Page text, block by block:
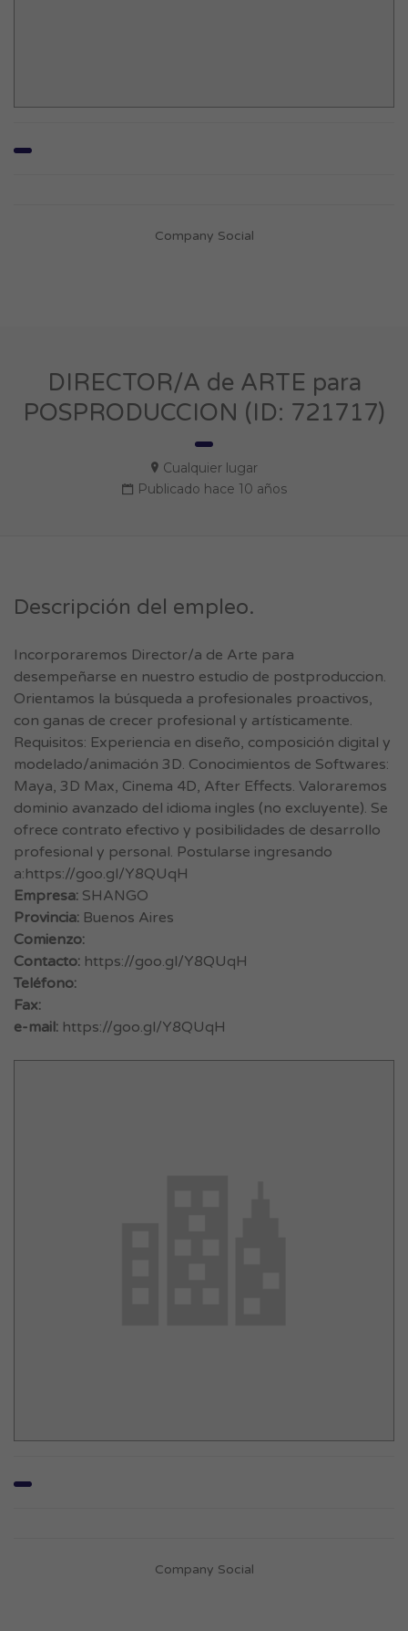
Company Social
DIRECTOR/A de ARTE para
POSPRODUCCION (ID: 721717)
Cualquier lugar
Publicado hace 10 años
Descripción del empleo.
Incorporaremos Director/a de Arte para
desempeñarse en nuestro estudio de postproduccion.
Orientamos la búsqueda a profesionales proactivos,
con ganas de crecer profesional y artísticamente.
Requisitos: Experiencia en diseño, composición digital y
modelado/animación 3D. Conocimientos de Softwares:
Maya, 3D Max, Cinema 4D, After Effects. Valoraremos
dominio avanzado del idioma ingles (no excluyente). Se
ofrece contrato efectivo y posibilidades de desarrollo
profesional y personal. Postularse ingresando
a:https://goo.gl/Y8QUqH
Empresa: SHANGO
Provincia: Buenos Aires
Comienzo:
Contacto: https://goo.gl/Y8QUqH
Teléfono:
Fax:
e-mail: https://goo.gl/Y8QUqH
Company Social